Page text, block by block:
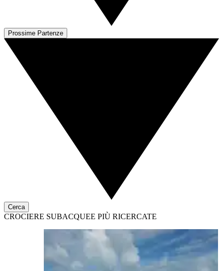
Prossime Partenze
Cerca
CROCIERE SUBACQUEE PIÙ RICERCATE